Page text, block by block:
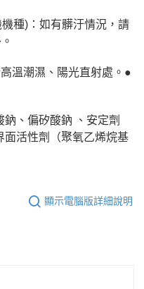
種)：如有髒汙情況，請
溫潮濕、陽光直射處。●
鈉、偏矽酸鈉 、安定劑
面活性劑（聚氧乙烯烷基
顯示電腦版詳細說明